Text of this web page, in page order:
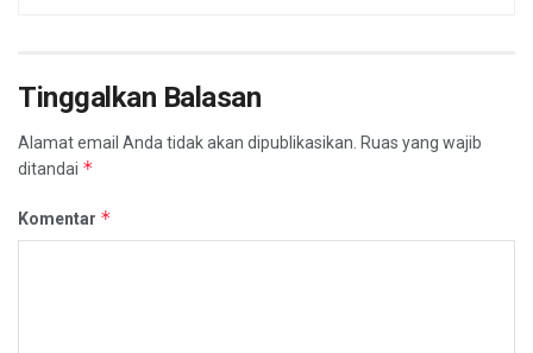
Tinggalkan Balasan
Alamat email Anda tidak akan dipublikasikan. Ruas yang wajib
ditandai *
Komentar *